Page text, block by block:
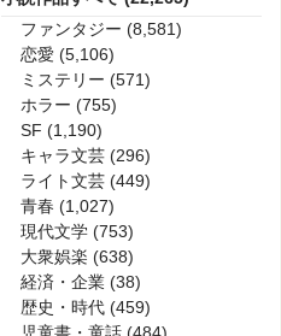
ファンタジー (8,581)
恋愛 (5,106)
ミステリー (571)
ホラー (755)
SF (1,190)
キャラ文芸 (296)
ライト文芸 (449)
青春 (1,027)
現代文学 (753)
大衆娯楽 (638)
経済・企業 (38)
歴史・時代 (459)